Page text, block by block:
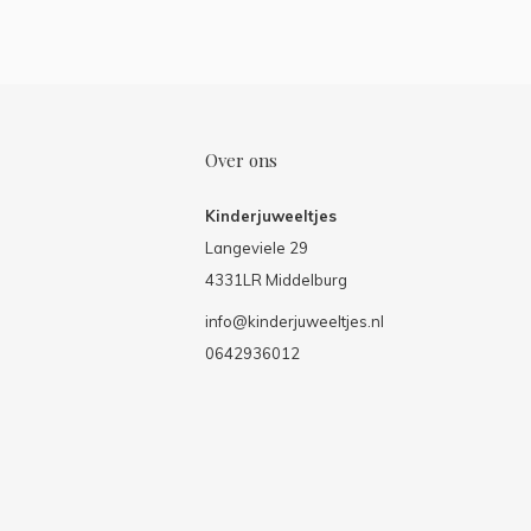
Over ons
Kinderjuweeltjes
Langeviele 29
4331LR Middelburg
info@kinderjuweeltjes.nl
0642936012